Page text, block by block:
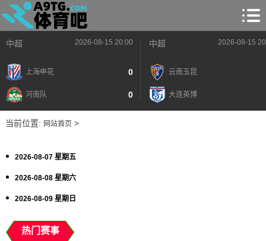
中超 2026-08-15 20:00
上海申花 0
河南队 0
中超 2026-08-15
云南玉昆
大连英博
当前位置: 网站首页>
2026-08-07 星期五
2026-08-08 星期六
2026-08-09 星期日
热门赛事